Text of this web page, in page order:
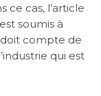
ce cas, l’article
soumis à
compte de
qui est